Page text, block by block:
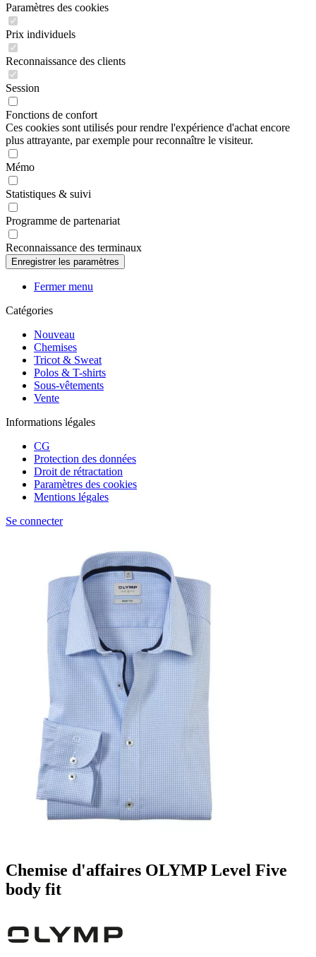
Paramètres des cookies
Prix individuels
Reconnaissance des clients
Session
Fonctions de confort
Ces cookies sont utilisés pour rendre l'expérience d'achat encore
plus attrayante, par exemple pour reconnaître le visiteur.
Mémo
Statistiques & suivi
Programme de partenariat
Reconnaissance des terminaux
Fermer menu
Catégories
Nouveau
Chemises
Tricot & Sweat
Polos & T-shirts
Sous-vêtements
Vente
Informations légales
CG
Protection des données
Droit de rétractation
Paramètres des cookies
Mentions légales
Se connecter
Chemise d'affaires OLYMP Level Five
body fit